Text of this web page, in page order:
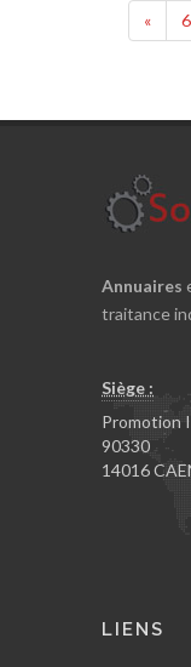
« 6
Annuaires
traitance
Siège :
Promotion
90330
14016
LIENS